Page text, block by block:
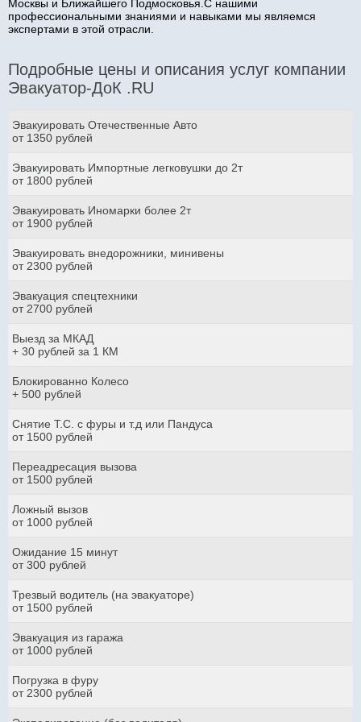
Москвы и Ближайшего Подмосковья.С нашими
профессиональными знаниями и навыками мы являемся
экспертами в этой отрасли.
Подробные цены и описания услуг компании
Эвакуатор-ДоК .RU
Эвакуировать Отечественные Авто
от 1350 рублей
Эвакуировать Импортные легковушки до 2т
от 1800 рублей
Эвакуировать Иномарки более 2т
от 1900 рублей
Эвакуировать внедорожники, минивены
от 2300 рублей
Эвакуация спецтехники
от 2700 рублей
Выезд за МКАД
+ 30 рублей за 1 КМ
Блокированно Колесо
+ 500 рублей
Снятие Т.С. с фуры и т.д или Пандуса
от 1500 рублей
Переадресация вызова
от 1500 рублей
Ложный вызов
от 1000 рублей
Ожидание 15 минут
от 300 рублей
Трезвый водитель (на эвакуаторе)
от 1500 рублей
Эвакуация из гаража
от 1000 рублей
Погрузка в фуру
от 2300 рублей